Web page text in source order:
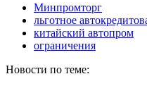
Минпромторг
льготное
китайский автопром
ограничения
Новости по теме: